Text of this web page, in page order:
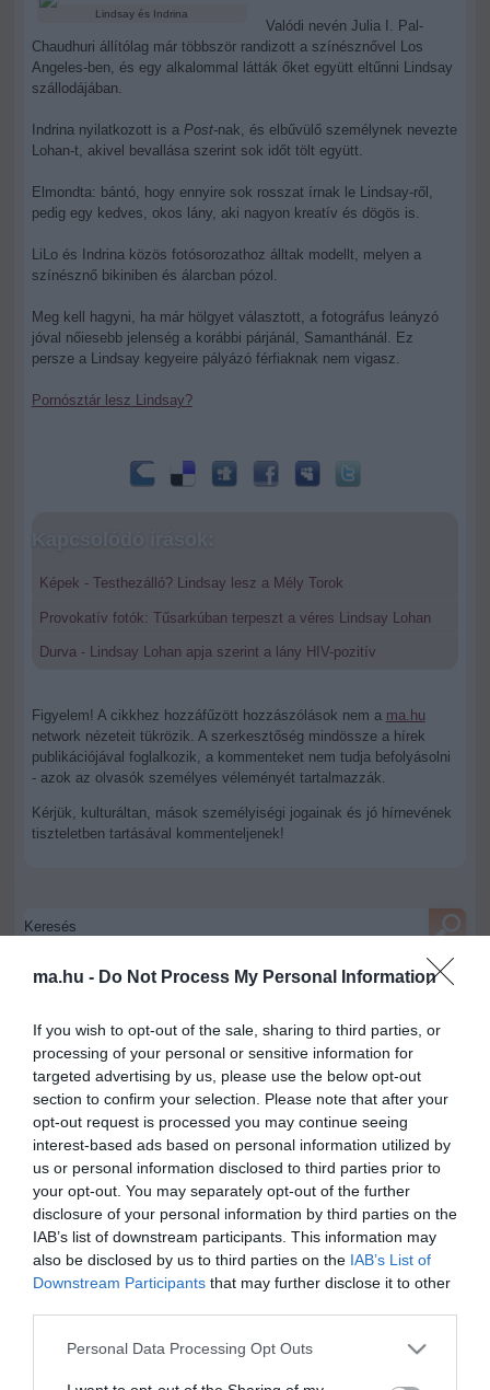
ma.hu - Do Not Process My Personal Information
If you wish to opt-out of the sale, sharing to third parties, or
processing of your personal or sensitive information for
targeted advertising by us, please use the below opt-out
section to confirm your selection. Please note that after your
opt-out request is processed you may continue seeing
interest-based ads based on personal information utilized by
us or personal information disclosed to third parties prior to
your opt-out. You may separately opt-out of the further
disclosure of your personal information by third parties on the
IAB’s list of downstream participants. This information may
also be disclosed by us to third parties on the IAB’s List of
Downstream Participants that may further disclose it to other
Please note that this website/app uses one or more Google
Personal Data Processing Opt Outs
Lindsay és Indrina
Valódi nevén Julia I. Pal-
Chaudhuri állítólag már többször randizott a színésznővel Los
Angeles-ben, és egy alkalommal látták őket együtt eltűnni Lindsay
szállodájában.
Indrina nyilatkozott is a Post-nak, és elbűvülő személynek nevezte
Lohan-t, akivel bevallása szerint sok időt tölt együtt.
Elmondta: bántó, hogy ennyire sok rosszat írnak le Lindsay-ről,
pedig egy kedves, okos lány, aki nagyon kreatív és dögös is.
LiLo és Indrina közös fotósorozathoz álltak modellt, melyen a
színésznő bikiniben és álarcban pózol.
Meg kell hagyni, ha már hölgyet választott, a fotográfus leányzó
jóval nőiesebb jelenség a korábbi párjánál, Samanthánál. Ez
persze a Lindsay kegyeire pályázó férfiaknak nem vigasz.
Pornósztár lesz Lindsay?
Kapcsolódó írások:
Képek - Testhezálló? Lindsay lesz a Mély Torok
Provokatív fotók: Tűsarkúban terpeszt a véres Lindsay Lohan
Durva - Lindsay Lohan apja szerint a lány HIV-pozitív
Figyelem! A cikkhez hozzáfűzött hozzászólások nem a ma.hu
network nézeteit tükrözik. A szerkesztőség mindössze a hírek
publikációjával foglalkozik, a kommenteket nem tudja befolyásolni
- azok az olvasók személyes véleményét tartalmazzák.
Kérjük, kulturáltan, mások személyiségi jogainak és jó hírnevének
tiszteletben tartásával kommenteljenek!
ma.hu legfrissebb hírei:
Árpádot
6:48
Magyar Péter: átfogó energiafejlesztési tervet fogadott el a
20:46 Kenyában bezzeg minden zöldebb
Második világháborús német katonai motorkerékpár
bukkant elő a Dunából
16:12
A Tisza-frakció kezdeményezte, hogy jövő kedden legyen
az államfőválasztás
14:02
Szomjazó gólyának adott inni egy férfi Tiszakécskénél -
megható pillanatot rögzített a kamera